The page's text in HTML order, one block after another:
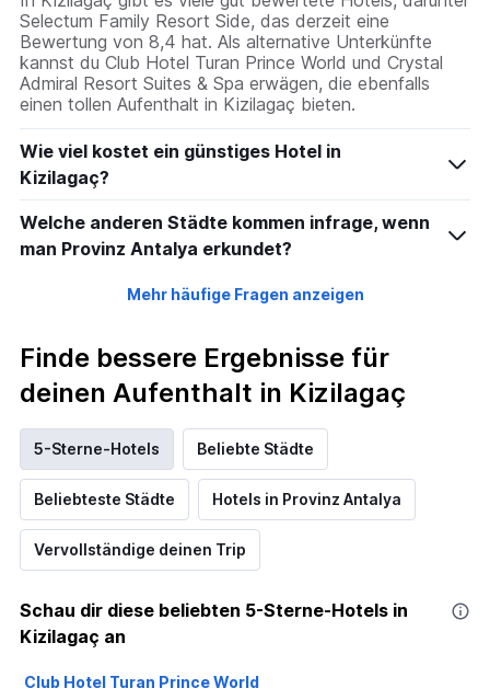
Selectum Family Resort Side, das derzeit eine
Bewertung von 8,4 hat. Als alternative Unterkünfte
kannst du Club Hotel Turan Prince World und Crystal
Admiral Resort Suites & Spa erwägen, die ebenfalls
einen tollen Aufenthalt in Kizilagaç bieten.
Wie viel kostet ein günstiges Hotel in
Kizilagaç?
Welche anderen Städte kommen infrage, wenn
man Provinz Antalya erkundet?
Mehr häufige Fragen anzeigen
Finde bessere Ergebnisse für
deinen Aufenthalt in Kizilagaç
5-Sterne-Hotels Beliebte Städte
Beliebteste Städte Hotels in Provinz Antalya
Vervollständige deinen Trip
Schau dir diese beliebten 5-Sterne-Hotels in
Kizilagaç an
Club Hotel Turan Prince World